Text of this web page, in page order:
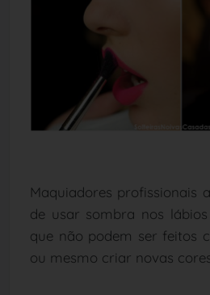
Maquiadores profissionais
de usar sombra nos
que não podem ser feitos
ou mesmo criar novas